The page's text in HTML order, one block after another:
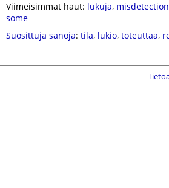
Viimeisimmät haut: lukuja, misdetection
some
Suosittuja sanoja: tila, lukio, toteuttaa,